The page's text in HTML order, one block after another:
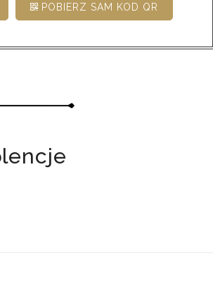
POBIERZ SAM KOD QR